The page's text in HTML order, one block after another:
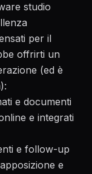
studio
per il
offrirti un
(ed è
e documenti
e integrati
e follow-up
e